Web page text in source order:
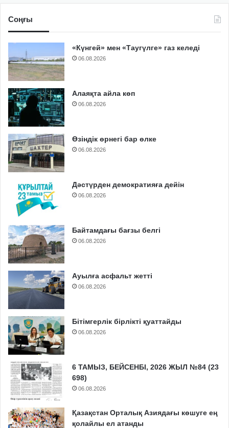
Соңғы
«Күнгей» мен «Таугүлге» газ келеді
06.08.2026
Алаяқта айла көп
06.08.2026
Өзіндік өрнегі бар өлке
06.08.2026
Дәстүрден демократияға дейін
06.08.2026
Байтамдағы бағзы белгі
06.08.2026
Ауылға асфальт жетті
06.08.2026
Бітімгерлік бірлікті қуаттайды
06.08.2026
6 ТАМЫЗ, БЕЙСЕНБІ, 2026 ЖЫЛ №84 (23
698)
06.08.2026
Қазақстан Орталық Азиядағы көшуге ең
қолайлы ел атанды